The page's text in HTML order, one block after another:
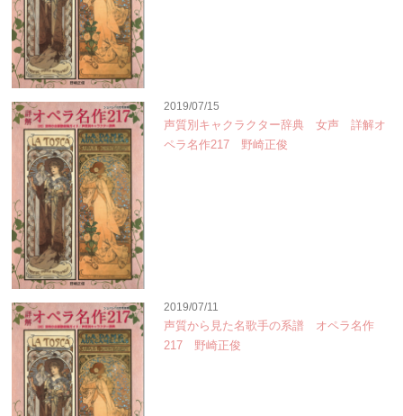
2019/07/15
声質別キャクラクター辞典 女声 詳解オ
ペラ名作217 野崎正俊
2019/07/11
声質から見た名歌手の系譜 オペラ名作
217 野崎正俊